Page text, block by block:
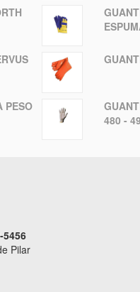
PESO
480 -
5456
Pilar